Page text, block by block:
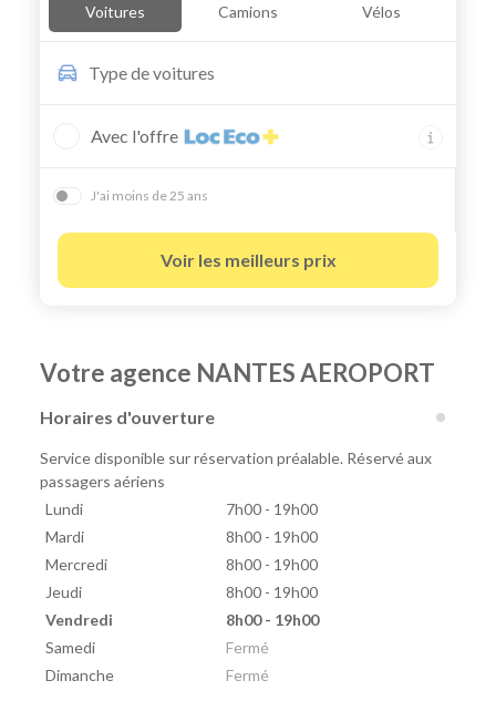
Voitures Camions Vélos
Type devoitures
Avec l'offre
J'ai moins de 25 ans
Voir les meilleurs prix
Votre agence NANTES AEROPORT
Horaires d'ouverture
Service disponible sur réservation préalable. Réservé aux
passagers aériens
Lundi
7h00 - 19h00
Mardi
8h00 - 19h00
Mercredi
8h00 - 19h00
Jeudi
8h00 - 19h00
Vendredi
8h00 - 19h00
Samedi
Fermé
Dimanche
Fermé